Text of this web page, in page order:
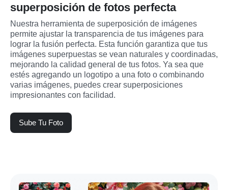
superposición de fotos perfecta
Nuestra herramienta de superposición de imágenes
permite ajustar la transparencia de tus imágenes para
lograr la fusión perfecta. Esta función garantiza que tus
imágenes superpuestas se vean naturales y coordinadas,
mejorando la calidad general de tus fotos. Ya sea que
estés agregando un logotipo a una foto o combinando
varias imágenes, puedes crear superposiciones
impresionantes con facilidad.
Sube Tu Foto